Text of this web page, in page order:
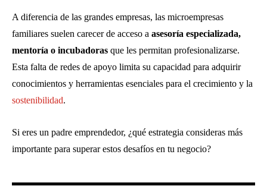
A diferencia de las grandes empresas, las microempresas
familiares suelen carecer de acceso a asesoría especializada,
mentoría o incubadoras que les permitan profesionalizarse.
Esta falta de redes de apoyo limita su capacidad para adquirir
conocimientos y herramientas esenciales para el crecimiento y la
sostenibilidad.
Si eres un padre emprendedor, ¿qué estrategia consideras más
importante para superar estos desafíos en tu negocio?